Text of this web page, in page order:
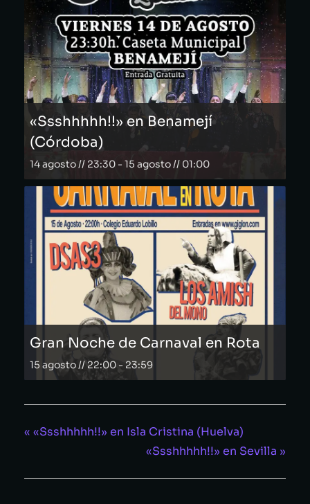
«Ssshhhhh!!» en Benamejí
(Córdoba)
14 agosto // 23:30 - 15 agosto // 01:00
Gran Noche de Carnaval en Rota
15 agosto // 22:00 - 23:59
« «Ssshhhhh!!» en Isla Cristina (Huelva)
«Ssshhhhh!!» en Sevilla »